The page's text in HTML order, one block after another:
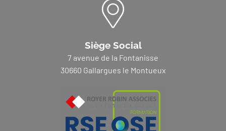
Siège Social
7 avenue de la Fontanisse
30660 Gallargues le Montueux